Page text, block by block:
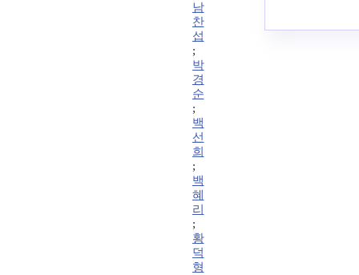
남
찬
섭
;
박
경
순
;
백
선
희
;
백
혜
리
;
황
덕
형